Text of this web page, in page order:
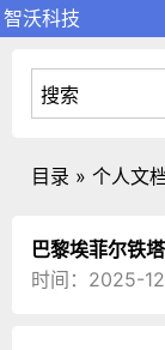
智沃科技
目录 » 个人文
巴黎埃菲尔铁
时间：2025-